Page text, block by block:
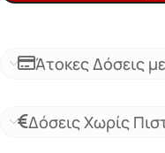
Άτοκες Δόσεις
Δόσεις Χωρίς